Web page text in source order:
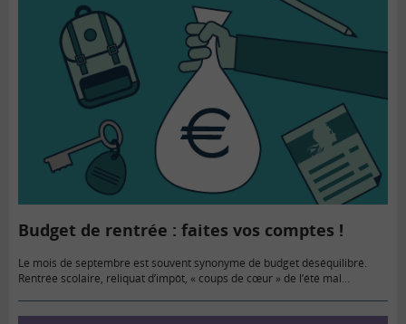
Budget de rentrée : faites vos comptes !
Le mois de septembre est souvent synonyme de budget déséquilibré.
Rentrée scolaire, reliquat d’impôt, « coups de cœur » de l’été mal